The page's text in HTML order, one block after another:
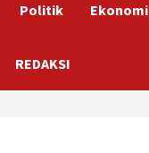
Politik Ekonomi
REDAKSI